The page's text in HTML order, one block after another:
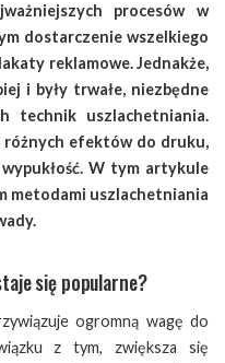
procesów w
dostarczenie wszelkiego
reklamowe. Jednakże,
i były trwałe, niezbędne
technik uszlachetniania.
efektów do druku,
W tym artykule
metodami uszlachetniania
się popularne?
ogromną wagę do
z tym, zwiększa się